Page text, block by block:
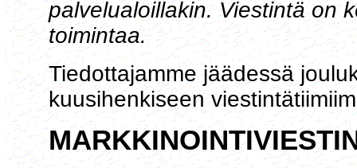
palvelualoillakin. Viestintä on
toimintaa.
Tiedottajamme jäädessä
kuusihenkiseen